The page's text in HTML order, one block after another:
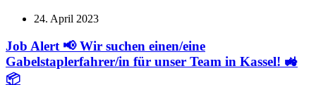
24. April 2023
Job Alert 📢 Wir suchen einen/eine
Gabelstaplerfahrer/in für unser Team in Kassel! 🚜
📦